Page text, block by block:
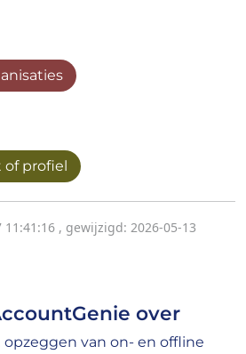
profiel
11:41:16 , gewijzigd: 2026-05-13
over
van on- en offline